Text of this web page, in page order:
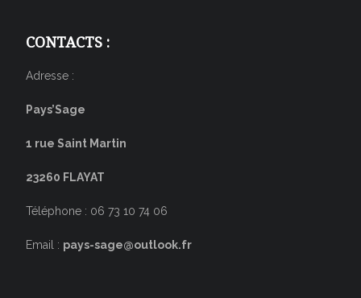
CONTACTS :
Adresse :
Pays’Sage
1 rue Saint Martin
23260 FLAYAT
Téléphone : 06 73 10 74 06
Email : pays-sage@outlook.fr